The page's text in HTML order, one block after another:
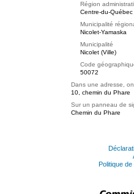
Région
Centre-du-Québec
Municipalité
Nicolet-Yamaska
Municipalité
Nicolet (Ville)
Code
50072
Dans une adresse,
10, chemin du Phare
Sur un panneau de
Chemin du Phare
Politique de